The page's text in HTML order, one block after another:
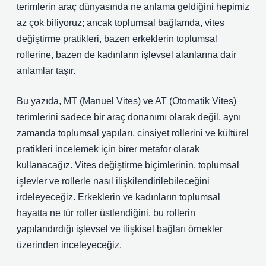
terimlerin araç dünyasında ne anlama geldiğini hepimiz
az çok biliyoruz; ancak toplumsal bağlamda, vites
değiştirme pratikleri, bazen erkeklerin toplumsal
rollerine, bazen de kadınların işlevsel alanlarına dair
anlamlar taşır.
Bu yazıda, MT (Manuel Vites) ve AT (Otomatik Vites)
terimlerini sadece bir araç donanımı olarak değil, aynı
zamanda toplumsal yapıları, cinsiyet rollerini ve kültürel
pratikleri incelemek için birer metafor olarak
kullanacağız. Vites değiştirme biçimlerinin, toplumsal
işlevler ve rollerle nasıl ilişkilendirilebileceğini
irdeleyeceğiz. Erkeklerin ve kadınların toplumsal
hayatta ne tür roller üstlendiğini, bu rollerin
yapılandırdığı işlevsel ve ilişkisel bağları örnekler
üzerinden inceleyeceğiz.